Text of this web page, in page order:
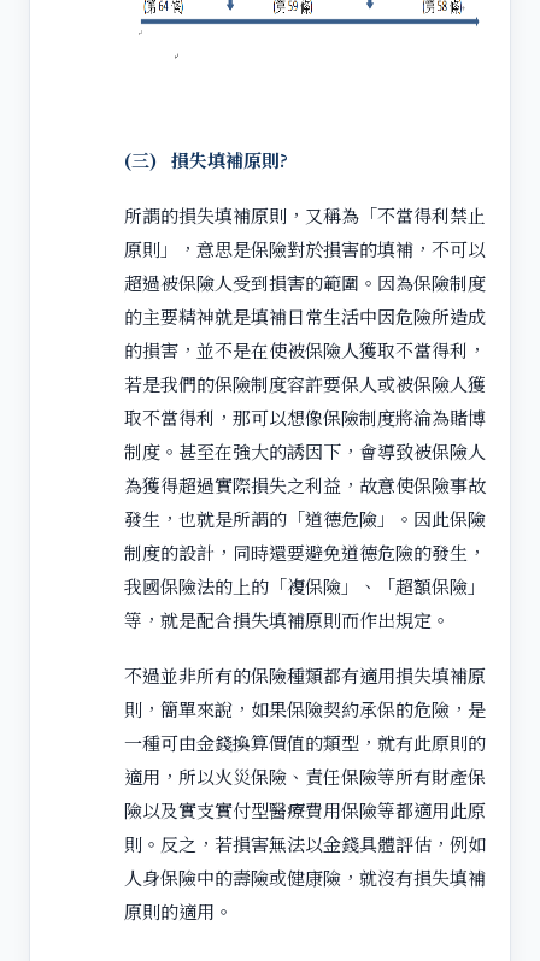
(三) 損失填補原則?
所謂的損失填補原則，又稱為「不當得利禁止
原則」，意思是保險對於損害的填補，不可以
超過被保險人受到損害的範圍。因為保險制度
的主要精神就是填補日常生活中因危險所造成
的損害，並不是在使被保險人獲取不當得利，
若是我們的保險制度容許要保人或被保險人獲
取不當得利，那可以想像保險制度將淪為賭博
制度。甚至在強大的誘因下，會導致被保險人
為獲得超過實際損失之利益，故意使保險事故
發生，也就是所謂的「道德危險」。因此保險
制度的設計，同時還要避免道德危險的發生，
我國保險法的上的「複保險」、「超額保險」
等，就是配合損失填補原則而作出規定。
不過並非所有的保險種類都有適用損失填補原
則，簡單來說，如果保險契約承保的危險，是
一種可由金錢換算價值的類型，就有此原則的
適用，所以火災保險、責任保險等所有財產保
險以及實支實付型醫療費用保險等都適用此原
則。反之，若損害無法以金錢具體評估，例如
人身保險中的壽險或健康險，就沒有損失填補
原則的適用。